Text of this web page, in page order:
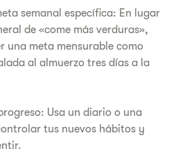
semanal específica: En lugar
de «come más verduras»,
una meta mensurable como
al almuerzo tres días a la
Usa un diario o una
tus nuevos hábitos y